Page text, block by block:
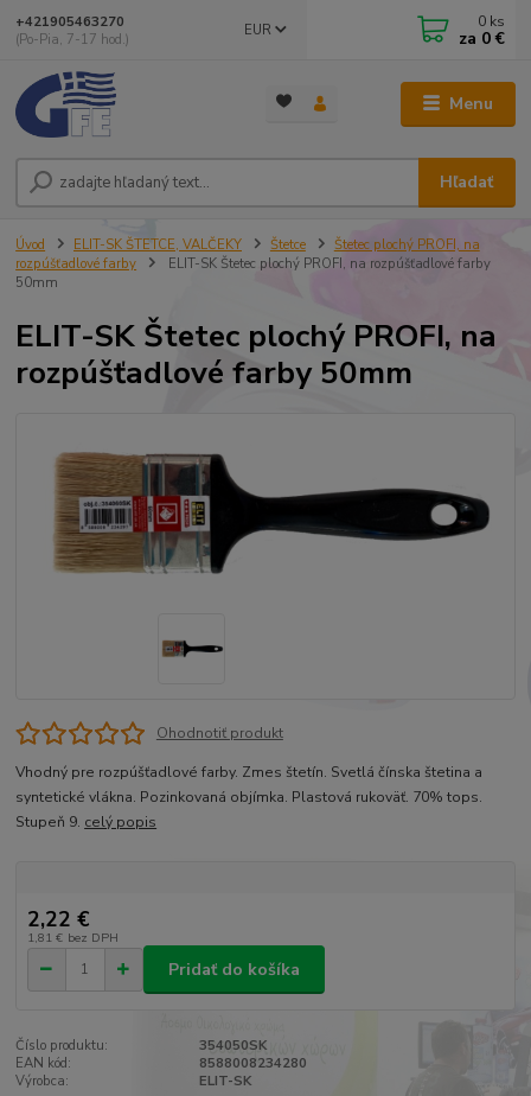
Menu
EUR
Hľadať
+421905463270
(Po-Pia, 7-17 hod.)
0 ks
za 0 €
Úvod ELIT-SK ŠTETCE, VALČEKY Štetce
Štetec plochý PROFI, na
rozpúšťadlové farby
ELIT-SK Štetec plochý PROFI, na rozpúšťadlové farby
50mm
ELIT-SK Štetec plochý PROFI, na
rozpúšťadlové farby 50mm
Ohodnotiť produkt
Vhodný pre rozpúšťadlové farby. Zmes štetín. Svetlá čínska štetina a
syntetické vlákna. Pozinkovaná objímka. Plastová rukoväť. 70% tops.
Stupeň 9. celý popis
2,22 €
1,81 € bez DPH
Pridať do košíka
Číslo produktu:
354050SK
EAN kód:
8588008234280
Výrobca:
ELIT-SK